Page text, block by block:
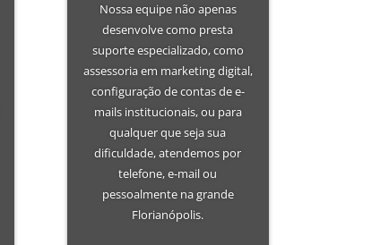
Nossa equipe não apenas
desenvolve como presta
suporte especializado, como
assessoria em marketing digital,
configuração de contas de e-
mails institucionais, ou para
qualquer que seja sua
dificuldade, atendemos por
telefone, e-mail ou
pessoalmente na grande
Florianópolis.